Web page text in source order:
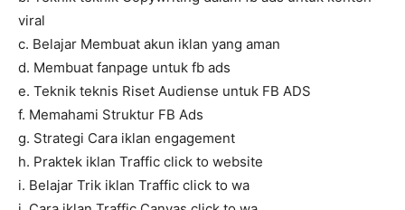
viral
c. Belajar Membuat akun iklan yang aman
d. Membuat fanpage untuk fb ads
e. Teknik teknis Riset Audiense untuk FB ADS
f. Memahami Struktur FB Ads
g. Strategi Cara iklan engagement
h. Praktek iklan Traffic click to website
i. Belajar Trik iklan Traffic click to wa